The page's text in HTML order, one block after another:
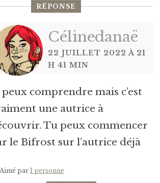
RÉPONSE
Célinedanaë
22 JUILLET 2022 À 21
H 41 MIN
peux comprendre mais c’est
une autrice à
Tu peux commencer
le Bifrost sur l’autrice déjà
Aimé par 1 personne